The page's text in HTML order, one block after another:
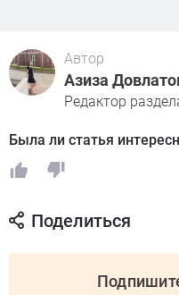
Автор
Азиза
Редактор
Была ли статья
Поделиться